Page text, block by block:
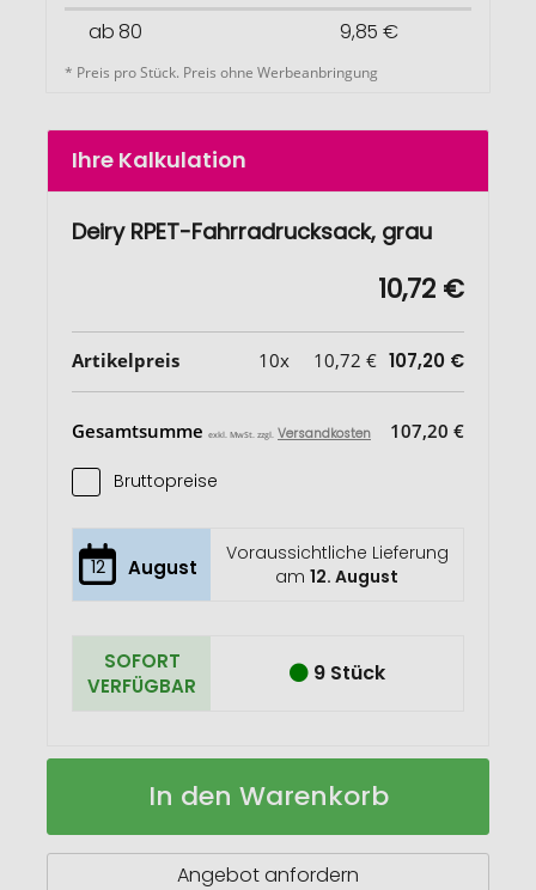
ab 80
9,85 €
* Preis pro Stück. Preis ohne Werbeanbringung
Ihre Kalkulation
Deiry RPET-Fahrradrucksack, grau
10,72 €
Artikelpreis 10x 10,72 € 107,20 €
Gesamtsumme exkl. MwSt. zzgl. Versandkosten 107,20 €
Bruttopreise
12 August
Voraussichtliche Lieferung
am12. August
SOFORT
VERFÜGBAR
9 Stück
Deiry
Auf
In den Warenkorb
Angebot anfordern